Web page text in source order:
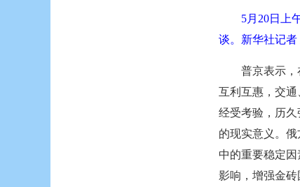
5月20日上
谈。新华社记者
普京表示
互利互惠，交
经受考验，历
的现实意义。
中的重要稳定
影响，增强金砖